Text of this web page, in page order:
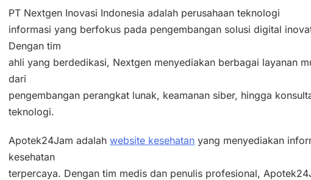
PT Nextgen Inovasi Indonesia adalah perusahaan teknologi
informasi yang berfokus pada pengembangan solusi digital
Dengan tim
ahli yang berdedikasi, Nextgen menyediakan berbagai layanan
dari
pengembangan perangkat lunak, keamanan siber, hingga
teknologi.
Apotek24Jam adalah website kesehatan yang menyediakan
kesehatan
terpercaya. Dengan tim medis dan penulis profesional,